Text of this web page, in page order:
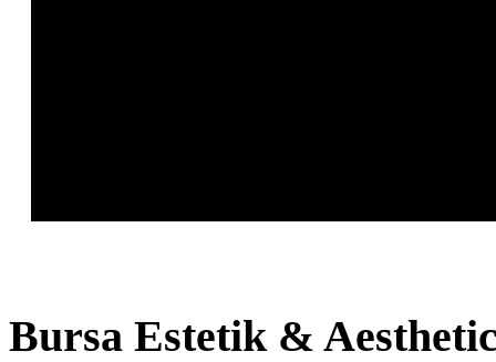
Bursa Estetik &